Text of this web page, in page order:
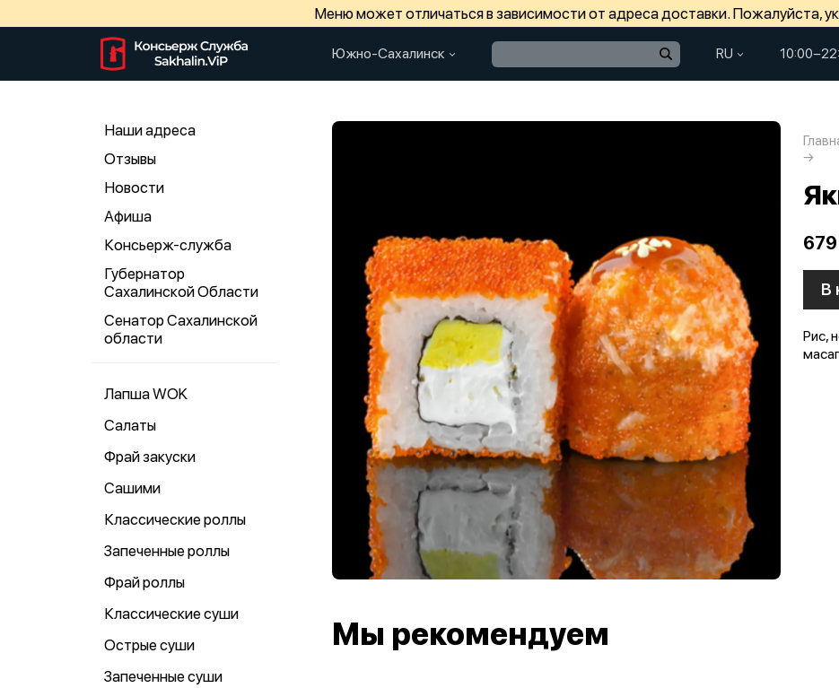
Меню может отличаться в зависимости от адреса доставки. Пожалуйста,
Южно-Сахалинск RU
Наши адреса
Отзывы
Новости
Афиша
Консьерж-служба
Губернатор
Сахалинской Области
Сенатор Сахалинской
области
Лапша WOK
Салаты
Фрай закуски
Сашими
Классические роллы
Запеченные роллы
Фрай роллы
Классические суши
Острые суши
Запеченные суши
В
Рис,
Мы рекомендуем